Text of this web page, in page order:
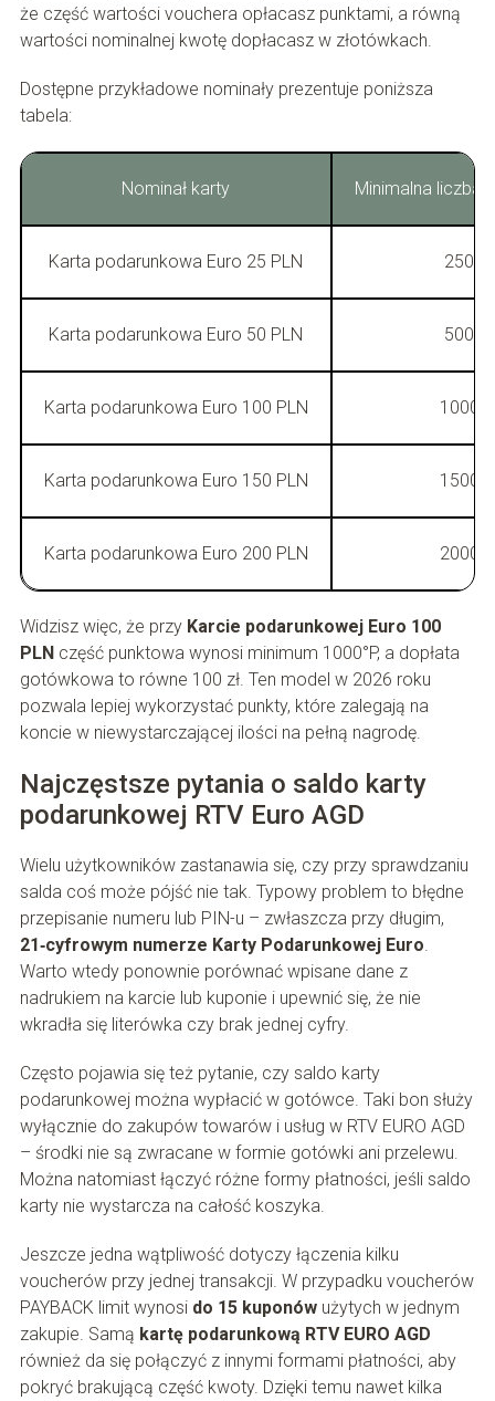
że część wartości vouchera opłacasz punktami, a równą
wartości nominalnej kwotę dopłacasz w złotówkach.
Dostępne przykładowe nominały prezentuje poniższa
tabela:
Nominał karty Minimalna liczba
Karta podarunkowa Euro 25 PLN
Karta podarunkowa Euro 50 PLN
Karta podarunkowa Euro 100 PLN
Karta podarunkowa Euro 150 PLN
Karta podarunkowa Euro 200 PLN
Widzisz więc, że przy Karcie podarunkowej Euro 100
PLNczęść punktowa wynosi minimum 1000°P, a dopłata
gotówkowa to równe 100 zł. Ten model w 2026 roku
pozwala lepiej wykorzystać punkty, które zalegają na
koncie w niewystarczającej ilości na pełną nagrodę.
Najczęstsze pytania o saldo karty
podarunkowej RTV Euro AGD
Wielu użytkowników zastanawia się, czy przy sprawdzaniu
salda coś może pójść nie tak. Typowy problem to błędne
przepisanie numeru lub PIN-u – zwłaszcza przy długim,
21‑cyfrowym numerze Karty Podarunkowej Euro.
Warto wtedy ponownie porównać wpisane dane z
nadrukiem na karcie lub kuponie i upewnić się, że nie
wkradła się literówka czy brak jednej cyfry.
Często pojawia się też pytanie, czy saldo karty
podarunkowej można wypłacić w gotówce. Taki bon służy
wyłącznie do zakupów towarów i usług w RTV EURO AGD
– środki nie są zwracane w formie gotówki ani przelewu.
Można natomiast łączyć różne formy płatności, jeśli saldo
karty nie wystarcza na całość koszyka.
Jeszcze jedna wątpliwość dotyczy łączenia kilku
voucherów przy jednej transakcji. W przypadku voucherów
PAYBACK limit wynosi do 15 kuponówużytych w jednym
zakupie. Samą kartę podarunkową RTV EURO AGD
również da się połączyć z innymi formami płatności, aby
pokryć brakującą część kwoty. Dzięki temu nawet kilka